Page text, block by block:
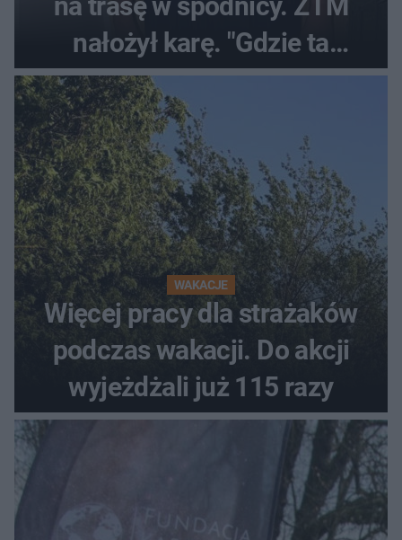
nałożył karę. "Gdzie ta
tolerancja?"
WAKACJE
Więcej pracy dla strażaków
podczas wakacji. Do akcji
wyjeżdżali już 115 razy